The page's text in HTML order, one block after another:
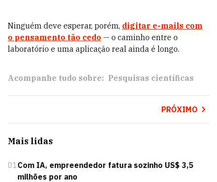
Ninguém deve esperar, porém, digitar e-mails com
o pensamento tão cedo — o caminho entre o
laboratório e uma aplicação real ainda é longo.
Acompanhe tudo sobre: Pesquisas científicas
PRÓXIMO
Mais lidas
01Com IA, empreendedor fatura sozinho US$ 3,5
milhões por ano